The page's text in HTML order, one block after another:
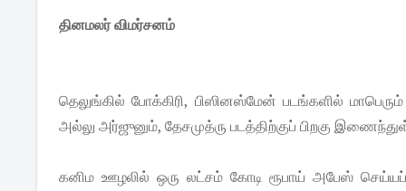
தினமலர் விமர்சனம்
தெலுங்கில் போக்கிரி, பிஸினஸ்மேன் படங்களில்
அல்லு அர்ஜுனும், தேசமுத்ரு படத்திற்குப் பிறகு
கனிம ஊழலில் ஒரு லட்சம் கோடி ரூபாய் அபேஸ்